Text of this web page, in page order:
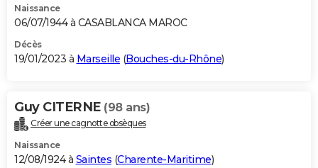
Naissance
06/07/1944 à CASABLANCA MAROC
Décès
19/01/2023 à Marseille (Bouches-du-Rhône)
Guy CITERNE (98 ans)
Créer une cagnotte obsèques
Naissance
12/08/1924 à Saintes (Charente-Maritime)